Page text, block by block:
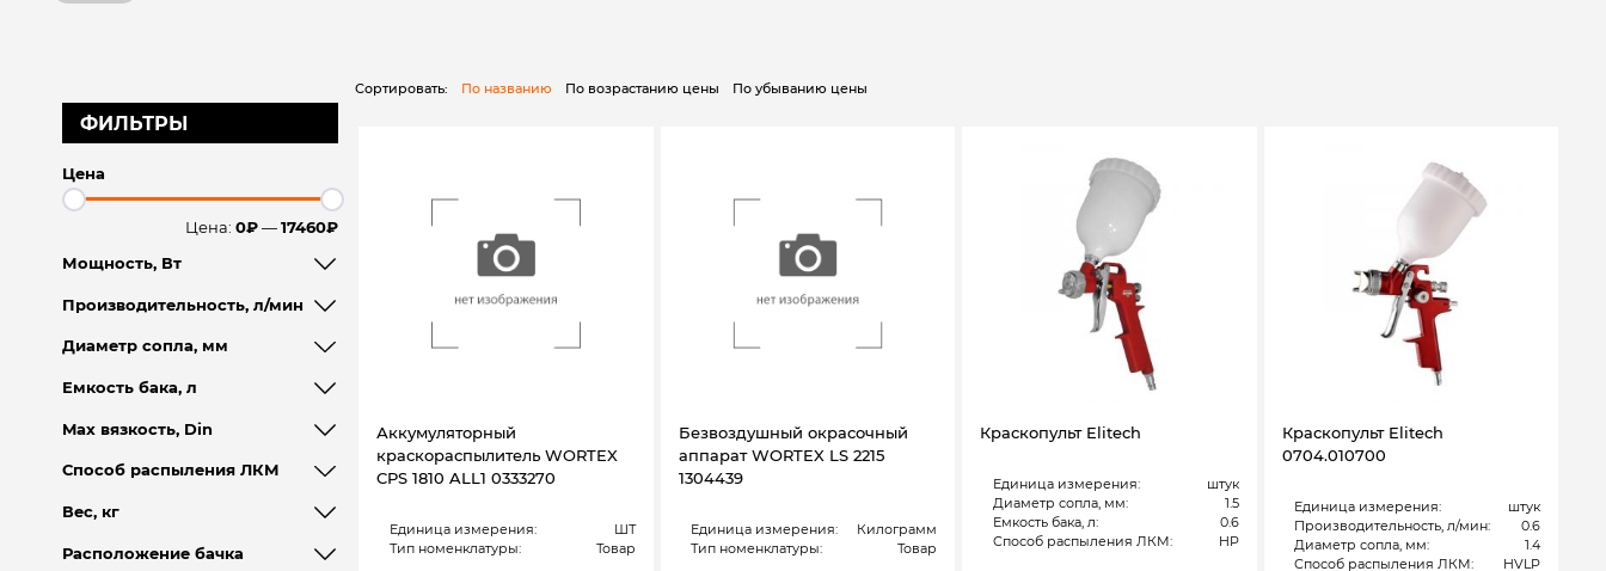
Сортировать: По названию По возрастанию цены По убыванию цены
Аккумуляторный
краскораспылитель WORTEX
CPS 1810 ALL1 0333270
Единица измерения:
ШТ
Тип номенклатуры:
Товар
Безвоздушный окрасочный
аппарат WORTEX LS 2215
1304439
Единица измерения:
Килограмм
Тип номенклатуры:
Товар
Краскопульт Elitech
Единица измерения:
штук
Диаметр сопла, мм:
1.5
Емкость бака, л:
0.6
Способ распыления ЛКМ:
HP
Краскопульт Elitech
0704.010700
Единица измерения:
штук
Производительность, л/мин:
0.6
Диаметр сопла, мм:
1.4
Способ распыления ЛКМ:
HVLP
ФИЛЬТРЫ
Цена
Цена: 0₽— 17460₽
Мощность, Вт
Производительность, л/мин
Диаметр сопла, мм
Емкость бака, л
Max вязкость, Din
Способ распыления ЛКМ
Вес, кг
Расположение бачка